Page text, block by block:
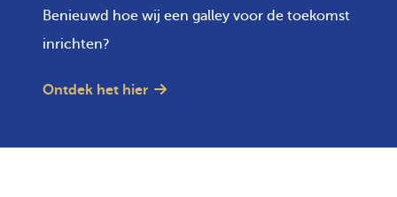
Benieuwd hoe wij een galley voor de toekomst
inrichten?
Ontdek het hier